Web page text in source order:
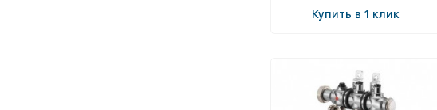
Купить в 1 клик